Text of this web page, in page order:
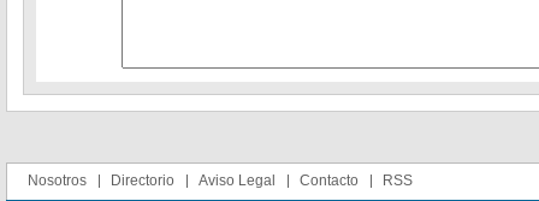
Nosotros Directorio Aviso Legal Contacto RSS